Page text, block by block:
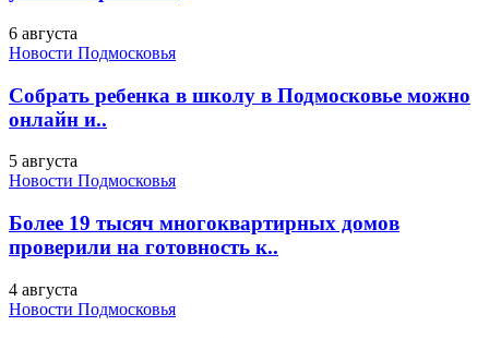
6 августа
Новости Подмосковья
Собрать ребенка в школу в Подмосковье можно
онлайн и..
5 августа
Новости Подмосковья
Более 19 тысяч многоквартирных домов
проверили на готовность к..
4 августа
Новости Подмосковья